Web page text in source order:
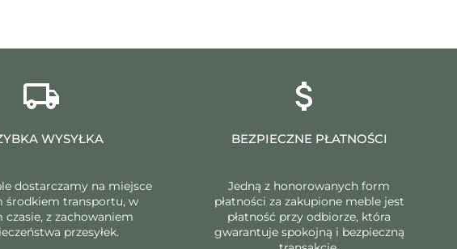
WYSYŁKA
dostarczamy na miejsce
środkiem transportu, w
z zachowaniem
przesyłek.
BEZPIECZNE PŁATNOŚCI
Jedną z honorowanych form
płatności za zakupione meble jest
płatność przy odbiorze, która
gwarantuje spokojną i bezpieczną